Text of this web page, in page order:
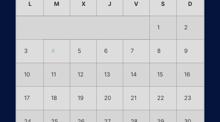
L M X J V S D
1 2
3 4 5 6 7 8 9
10 11 12 13 14 15 16
17 18 19 20 21 22 23